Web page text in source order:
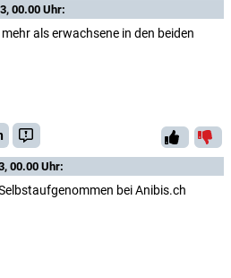
00.00 Uhr:
als erwachsene in den beiden
00.00 Uhr:
bei Anibis.ch